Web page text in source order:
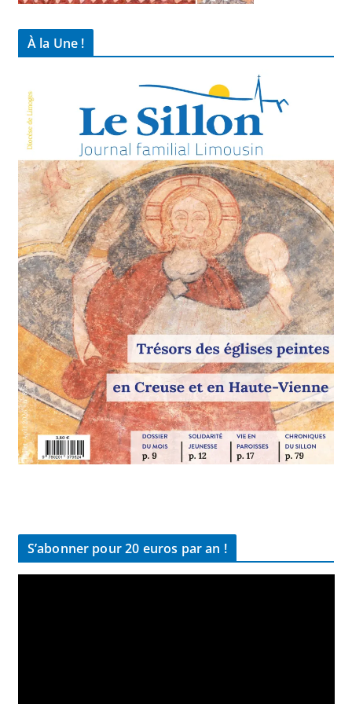
À la Une !
S’abonner pour 20 euros par an !